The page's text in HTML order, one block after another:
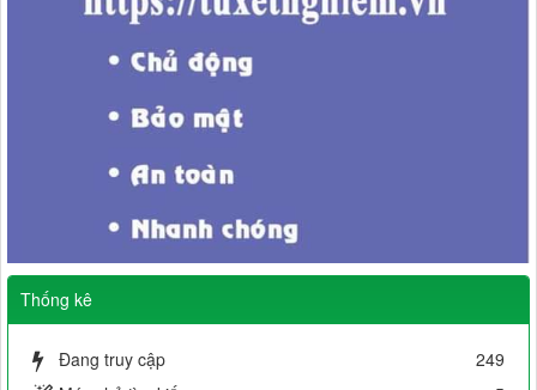
Thống kê
Đang truy cập
249